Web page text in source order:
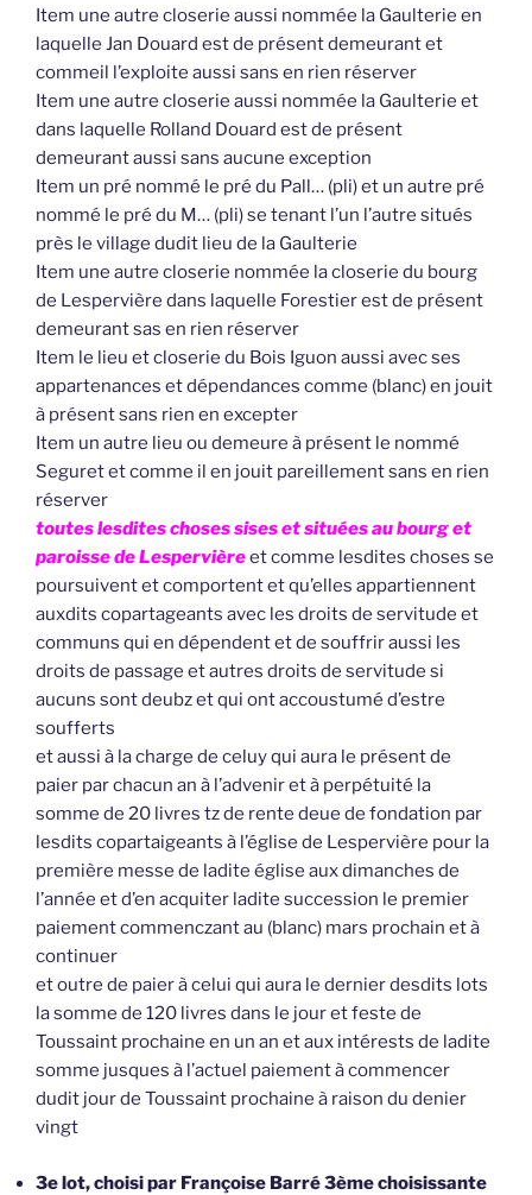
Item une autre closerie aussi nommée la Gaulterie en
laquelle Jan Douard est de présent demeurant et
commeil l’exploite aussi sans en rien réserver
Item une autre closerie aussi nommée la Gaulterie et
dans laquelle Rolland Douard est de présent
demeurant aussi sans aucune exception
Item un pré nommé le pré du Pall… (pli) et un autre pré
nommé le pré du M… (pli) se tenant l’un l’autre situés
près le village dudit lieu de la Gaulterie
Item une autre closerie nommée la closerie du bourg
de Lespervière dans laquelle Forestier est de présent
demeurant sas en rien réserver
Item le lieu et closerie du Bois Iguon aussi avec ses
appartenances et dépendances comme (blanc) en jouit
à présent sans rien en excepter
Item un autre lieu ou demeure à présent le nommé
Seguret et comme il en jouit pareillement sans en rien
réserver
toutes lesdites choses sises et situées au bourg et
paroisse de Lespervièreet comme lesdites choses se
poursuivent et comportent et qu’elles appartiennent
auxdits copartageants avec les droits de servitude et
communs qui en dépendent et de souffrir aussi les
droits de passage et autres droits de servitude si
aucuns sont deubz et qui ont accoustumé d’estre
soufferts
et aussi à la charge de celuy qui aura le présent de
paier par chacun an à l’advenir et à perpétuité la
somme de 20 livres tz de rente deue de fondation par
lesdits copartaigeants à l’église de Lespervière pour la
première messe de ladite église aux dimanches de
l’année et d’en acquiter ladite succession le premier
paiement commenczant au (blanc) mars prochain et à
continuer
et outre de paier à celui qui aura le dernier desdits lots
la somme de 120 livres dans le jour et feste de
Toussaint prochaine en un an et aux intérests de ladite
somme jusques à l’actuel paiement à commencer
dudit jour de Toussaint prochaine à raison du denier
vingt
3e lot, choisi par Françoise Barré 3ème choisissante